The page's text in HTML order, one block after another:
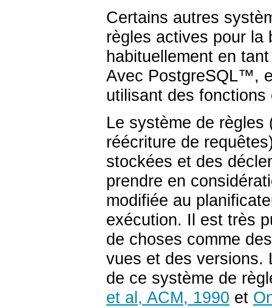
Certains autres
règles actives pour la
habituellement en
Avec PostgreSQL™,
utilisant des
Le système de règles
réécriture de
stockées et des
prendre en
modifiée au
exécution. Il est très
de choses comme
vues et des versions.
de ce système de
et al, ACM, 1990 et